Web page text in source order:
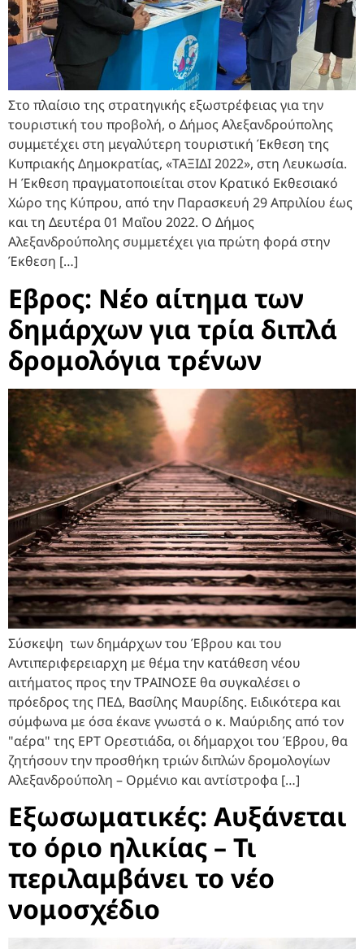
Στο πλαίσιο της στρατηγικής εξωστρέφειας για την
τουριστική του προβολή, ο Δήμος Αλεξανδρούπολης
συμμετέχει στη μεγαλύτερη τουριστική Έκθεση της
Κυπριακής Δημοκρατίας, «ΤΑΞΙΔΙ 2022», στη Λευκωσία.
Η Έκθεση πραγματοποιείται στον Κρατικό Εκθεσιακό
Χώρο της Κύπρου, από την Παρασκευή 29 Απριλίου έως
και τη Δευτέρα 01 Μαΐου 2022. Ο Δήμος
Αλεξανδρούπολης συμμετέχει για πρώτη φορά στην
Έκθεση […]
Εβρος: Νέο αίτημα των
δημάρχων για τρία διπλά
δρομολόγια τρένων
Σύσκεψη των δημάρχων του Έβρου και του
Αντιπεριφερειαρχη με θέμα την κατάθεση νέου
αιτήματος προς την ΤΡΑΙΝΟΣΕ θα συγκαλέσει ο
πρόεδρος της ΠΕΔ, Βασίλης Μαυρίδης. Ειδικότερα και
σύμφωνα με όσα έκανε γνωστά ο κ. Μαύριδης από τον
"αέρα" της ΕΡΤ Ορεστιάδα, οι δήμαρχοι του Έβρου, θα
ζητήσουν την προσθήκη τριών διπλών δρομολογίων
Αλεξανδρούπολη – Ορμένιο και αντίστροφα […]
Εξωσωματικές: Αυξάνεται
το όριο ηλικίας – Τι
περιλαμβάνει το νέο
νομοσχέδιο